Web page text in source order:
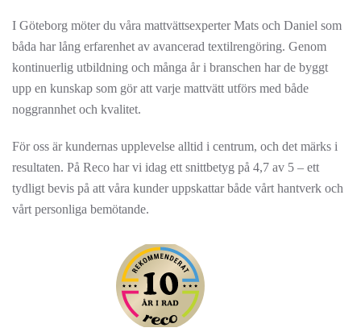
I Göteborg möter du våra mattvättsexperter Mats och Daniel som
båda har lång erfarenhet av avancerad textilrengöring. Genom
kontinuerlig utbildning och många år i branschen har de byggt
upp en kunskap som gör att varje mattvätt utförs med både
noggrannhet och kvalitet.
För oss är kundernas upplevelse alltid i centrum, och det märks i
resultaten. På Reco har vi idag ett snittbetyg på 4,7 av 5 – ett
tydligt bevis på att våra kunder uppskattar både vårt hantverk och
vårt personliga bemötande.